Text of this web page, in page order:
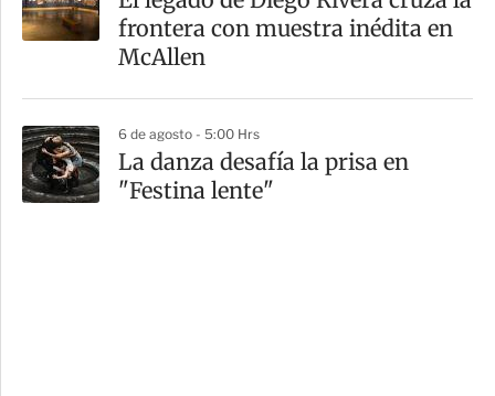
frontera con muestra inédita en
McAllen
6 de agosto - 5:00 Hrs
La danza desafía la prisa en
"Festina lente"